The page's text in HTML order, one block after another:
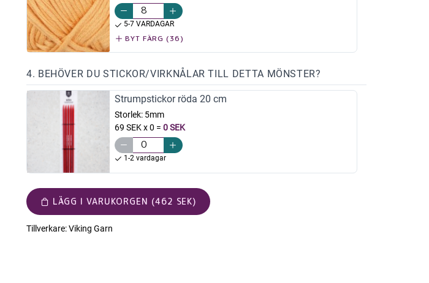
5-7 VARDAGAR
BYT FÄRG (36)
4. BEHÖVER DU STICKOR/VIRKNÅLAR TILL DETTA MÖNSTER?
Strumpstickor röda 20 cm
Storlek: 5mm
69 SEK x 0 = 0 SEK
1-2 vardagar
LÄGG I VARUKORGEN (462 SEK)
Tillverkare:Viking Garn